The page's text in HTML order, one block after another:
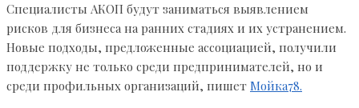
Специалисты АКОП будут заниматься выявлением
рисков для бизнеса на ранних стадиях и их устранением.
Новые подходы, предложенные ассоциацией, получили
поддержку не только среди предпринимателей, но и
среди профильных организаций, пишет Мойка78.